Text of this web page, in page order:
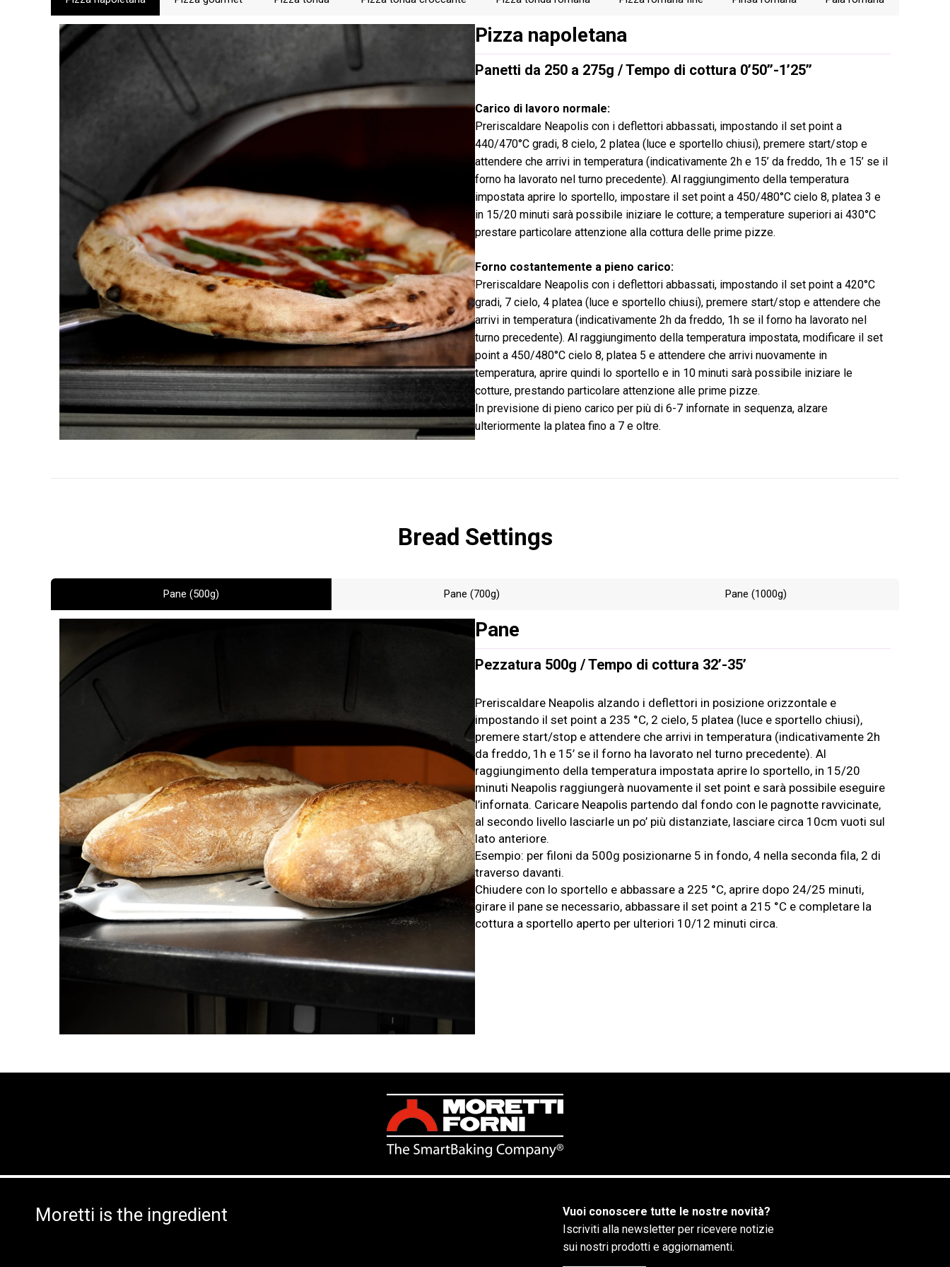
pizze e cuocere calzoni o focacce. Anche in caso di grossi carichi di lavoro, si consiglia di
lasciarle comunque libere, per sfruttarle eventualmente a completamento delle cotture.
Pizza napoletana
Panetti da 250 a 275g / Tempo di cottura 0’50’’-1’25’’
Carico di lavoro normale:
Preriscaldare Neapolis con i deflettori abbassati, impostando il set point a
440/470°C gradi, 8 cielo, 2 platea (luce e sportello chiusi), premere start/stop e
attendere che arrivi in temperatura (indicativamente 2h e 15’ da freddo, 1h e 15’ se il
forno ha lavorato nel turno precedente). Al raggiungimento della temperatura
impostata aprire lo sportello, impostare il set point a 450/480°C cielo 8, platea 3 e
in 15/20 minuti sarà possibile iniziare le cotture; a temperature superiori ai 430°C
prestare particolare attenzione alla cottura delle prime pizze.
Forno costantemente a pieno carico:
Preriscaldare Neapolis con i deflettori abbassati, impostando il set point a 420°C
gradi, 7 cielo, 4 platea (luce e sportello chiusi), premere start/stop e attendere che
arrivi in temperatura (indicativamente 2h da freddo, 1h se il forno ha lavorato nel
turno precedente). Al raggiungimento della temperatura impostata, modificare il set
point a 450/480°C cielo 8, platea 5 e attendere che arrivi nuovamente in
temperatura, aprire quindi lo sportello e in 10 minuti sarà possibile iniziare le
cotture, prestando particolare attenzione alle prime pizze.
In previsione di pieno carico per più di 6-7 infornate in sequenza, alzare
ulteriormente la platea fino a 7 e oltre.
Bread Settings
Pane (500g) Pane (700g) Pane (1000g)
Pane
Pezzatura 500g / Tempo di cottura 32’-35’
Preriscaldare Neapolis alzando i deflettori in posizione orizzontale e
impostando il set point a 235 °C, 2 cielo, 5 platea (luce e sportello chiusi),
premere start/stop e attendere che arrivi in temperatura (indicativamente 2h
da freddo, 1h e 15’ se il forno ha lavorato nel turno precedente). Al
raggiungimento della temperatura impostata aprire lo sportello, in 15/20
minuti Neapolis raggiungerà nuovamente il set point e sarà possibile eseguire
l’infornata. Caricare Neapolis partendo dal fondo con le pagnotte ravvicinate,
al secondo livello lasciarle un po’ più distanziate, lasciare circa 10cm vuoti sul
lato anteriore.
Esempio: per filoni da 500g posizionarne 5 in fondo, 4 nella seconda fila, 2 di
traverso davanti.
Chiudere con lo sportello e abbassare a 225 °C, aprire dopo 24/25 minuti,
girare il pane se necessario, abbassare il set point a 215 °C e completare la
cottura a sportello aperto per ulteriori 10/12 minuti circa.
Moretti is the ingredient
Vuoi conoscere tutte le nostre novità?
Iscriviti alla newsletter per ricevere notizie
sui nostri prodotti e aggiornamenti.